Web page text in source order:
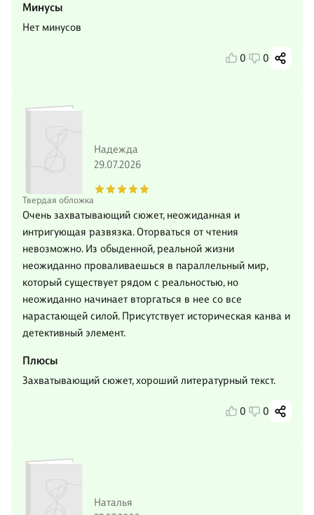
Минусы
Нет минусов
0 0
Твердая обложка
Надежда
29.07.2026
Очень захватывающий сюжет, неожиданная и
интригующая развязка. Оторваться от чтения
невозможно. Из обыденной, реальной жизни
неожиданно проваливаешься в параллельный мир,
который существует рядом с реальностью, но
неожиданно начинает вторгаться в нее со все
нарастающей силой. Присутствует историческая канва и
детективный элемент.
Плюсы
Захватывающий сюжет, хороший литературный текст.
0 0
Наталья